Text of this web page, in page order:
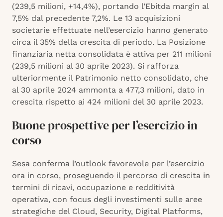
(239,5 milioni, +14,4%), portando l’Ebitda margin al
7,5% dal precedente 7,2%. Le 13 acquisizioni
societarie effettuate nell’esercizio hanno generato
circa il 35% della crescita di periodo. La Posizione
finanziaria netta consolidata è attiva per 211 milioni
(239,5 milioni al 30 aprile 2023). Si rafforza
ulteriormente il Patrimonio netto consolidato, che
al 30 aprile 2024 ammonta a 477,3 milioni, dato in
crescita rispetto ai 424 milioni del 30 aprile 2023.
Buone prospettive per l’esercizio in
corso
Sesa conferma l’outlook favorevole per l’esercizio
ora in corso, proseguendo il percorso di crescita in
termini di ricavi, occupazione e redditività
operativa, con focus degli investimenti sulle aree
strategiche del Cloud, Security, Digital Platforms,